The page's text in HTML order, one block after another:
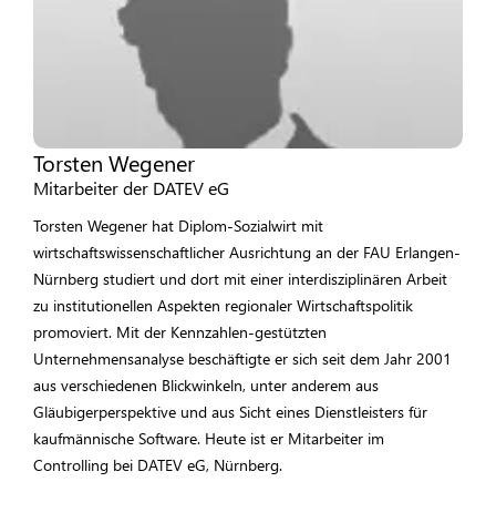
Torsten Wegener
Mitarbeiter der DATEV eG
Torsten Wegener hat Diplom-Sozialwirt mit
wirtschaftswissenschaftlicher Ausrichtung an der FAU Erlangen-
Nürnberg studiert und dort mit einer interdisziplinären Arbeit
zu institutionellen Aspekten regionaler Wirtschaftspolitik
promoviert. Mit der Kennzahlen-gestützten
Unternehmensanalyse beschäftigte er sich seit dem Jahr 2001
aus verschiedenen Blickwinkeln, unter anderem aus
Gläubigerperspektive und aus Sicht eines Dienstleisters für
kaufmännische Software. Heute ist er Mitarbeiter im
Controlling bei DATEV eG, Nürnberg.